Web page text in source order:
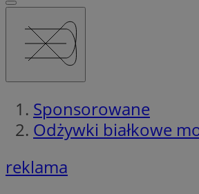
Sponsorowane
Odżywki białkowe
reklama